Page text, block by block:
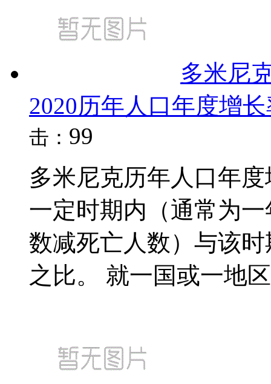
多米尼
2020历年人口年度增
击： 99
多米尼克历年人口年
一定时期内（通常为
数减死亡人数）与该
之比。 就一国或一地